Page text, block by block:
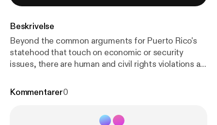
Beskrivelse
Beyond the common arguments for Puerto Rico's
statehood that touch on economic or security
issues, there are human and civil rights violations as
takes a look at how PR's colonial status affects the
Kommentarer0